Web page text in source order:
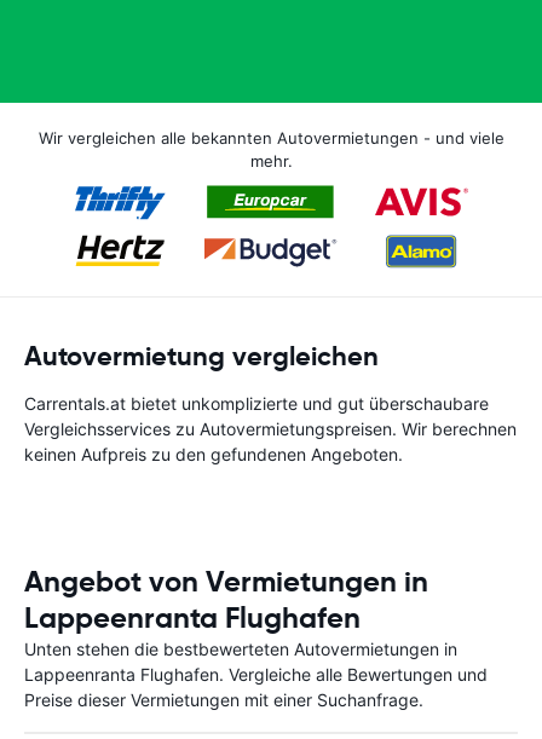
Wir vergleichen alle bekannten Autovermietungen - und viele
mehr.
Autovermietung vergleichen
Carrentals.at bietet unkomplizierte und gut überschaubare
Vergleichsservices zu Autovermietungspreisen. Wir berechnen
keinen Aufpreis zu den gefundenen Angeboten.
Angebot von Vermietungen in
Lappeenranta Flughafen
Unten stehen die bestbewerteten Autovermietungen in
Lappeenranta Flughafen. Vergleiche alle Bewertungen und
Preise dieser Vermietungen mit einer Suchanfrage.